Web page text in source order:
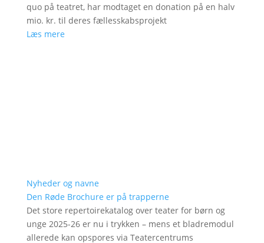
quo på teatret, har modtaget en donation på en halv
mio. kr. til deres fællesskabsprojekt
Læs mere
Nyheder og navne
Den Røde Brochure er på trapperne
Det store repertoirekatalog over teater for børn og
unge 2025-26 er nu i trykken – mens et bladremodul
allerede kan opspores via Teatercentrums